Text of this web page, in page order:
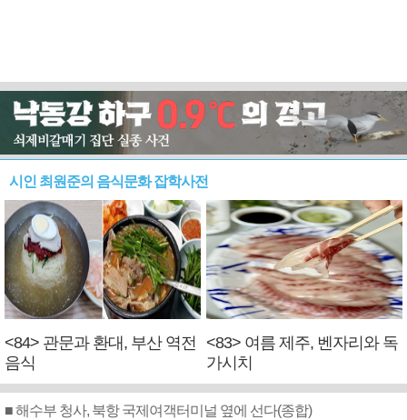
시인 최원준의 음식문화 잡학사전
<84> 관문과 환대, 부산 역전
음식
<83> 여름 제주, 벤자리와 독
가시치
■ 해수부 청사, 북항 국제여객터미널 옆에 선다(종합)